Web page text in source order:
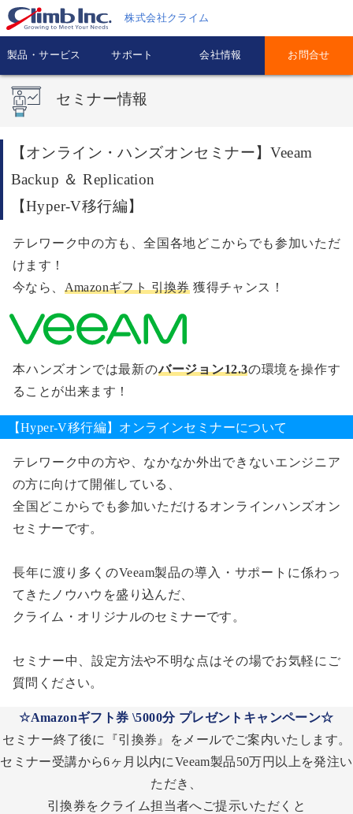
株式会社クライム
製品・サービス サポート 会社情報 お問合せ
セミナー情報
【オンライン・ハンズオンセミナー】Veeam
Backup ＆ Replication
【Hyper-V移行編】
テレワーク中の方も、全国各地どこからでも参加いただ
けます！
今なら、 Amazonギフト 引換券獲得チャンス！
本ハンズオンでは最新のバージョン12.3の環境を操作す
ることが出来ます！
【Hyper-V移行編】オンラインセミナーについて
テレワーク中の方や、なかなか外出できないエンジニア
の方に向けて開催している、
全国どこからでも参加いただけるオンラインハンズオン
セミナーです。
長年に渡り多くのVeeam製品の導入・サポートに係わっ
てきたノウハウを盛り込んだ、
クライム・オリジナルのセミナーです。
セミナー中、設定方法や不明な点はその場でお気軽にご
質問ください。
☆Amazonギフト券 \5000分 プレゼントキャンペーン☆
セミナー終了後に『引換券』をメールでご案内いたします。
セミナー受講から6ヶ月以内にVeeam製品50万円以上を発注い
ただき、
引換券をクライム担当者へご提示いただくと